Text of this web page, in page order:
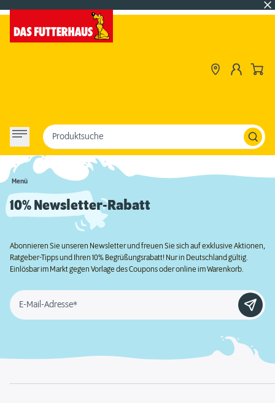
Menü
Produktsuche
10% Newsletter-Rabatt
Abonnieren Sie unseren Newsletter und freuen Sie sich auf exklusive Aktionen,
Ratgeber-Tipps und Ihren 10% Begrüßungsrabatt! Nur in Deutschland gültig.
Einlösbar im Markt gegen Vorlage des Coupons oder online im Warenkorb.
E-Mail-Adresse*